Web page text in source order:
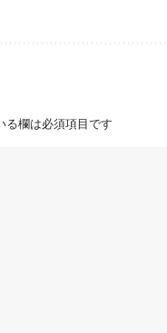
る欄は必須項目です